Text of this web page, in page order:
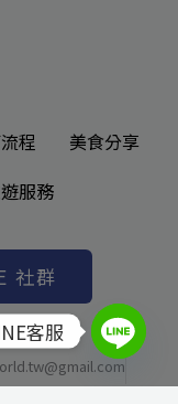
程
美食分享
服務
社群
客服